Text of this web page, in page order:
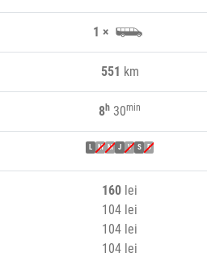
1 ×
551 km
8h 30min
M M J V S D
160 lei
104 lei
104 lei
104 lei